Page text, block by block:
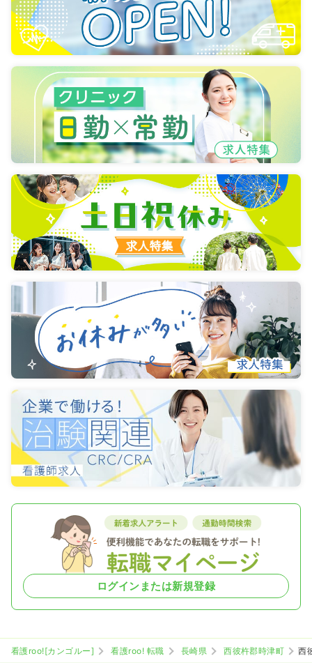
ログインまたは新規登録
看護roo![カンゴルー] 看護roo! 転職 長崎県 西彼杵郡時津町
西